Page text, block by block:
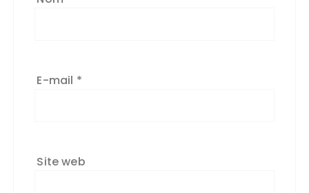
E-mail *
Site web